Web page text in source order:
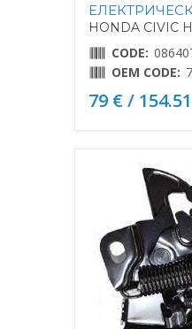
HONDA CIVIC
CODE:
OEM CODE:
79 € /